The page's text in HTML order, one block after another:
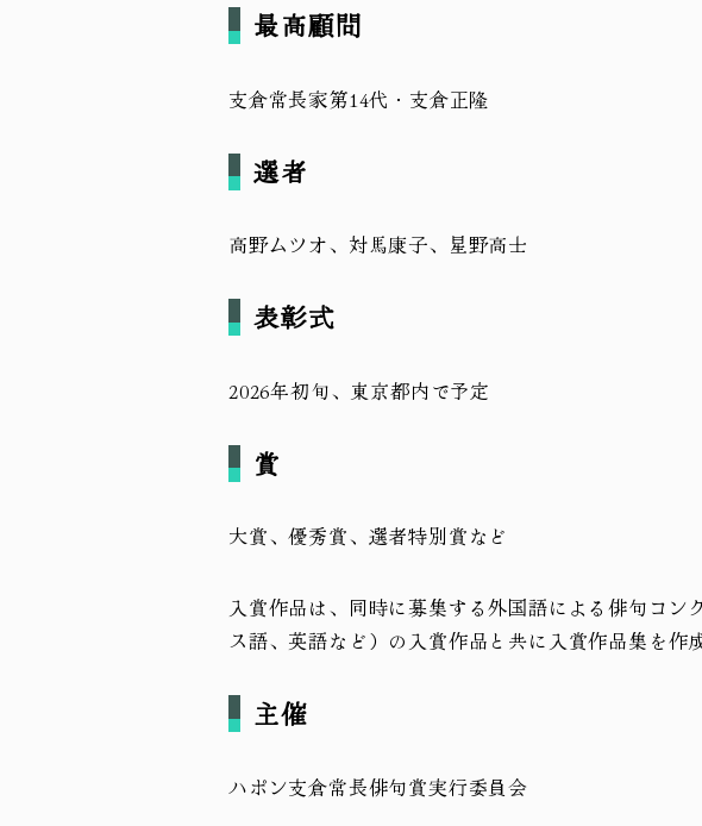
最高顧問
支倉常長家第14代・支倉正隆
選者
高野ムツオ、対馬康子、星野高士
表彰式
2026年初旬、東京都内で予定
賞
大賞、優秀賞、選者特別賞など
入賞作品は、同時に募集する外国語による俳句コ
ス語、英語など）の入賞作品と共に入賞作品集を作
主催
ハポン支倉常長俳句賞実行委員会